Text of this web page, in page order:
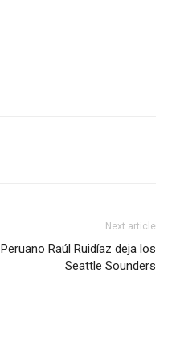
Next article
Peruano Raúl Ruidíaz deja los
Seattle Sounders